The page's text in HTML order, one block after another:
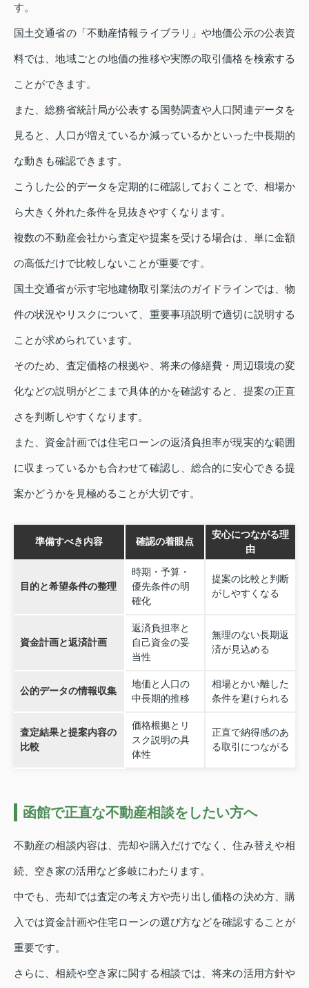
す。
国土交通省の「不動産情報ライブラリ」や地価公示の公表資
料では、地域ごとの地価の推移や実際の取引価格を検索する
ことができます。
また、総務省統計局が公表する国勢調査や人口関連データを
見ると、人口が増えているか減っているかといった中長期的
な動きも確認できます。
こうした公的データを定期的に確認しておくことで、相場か
ら大きく外れた条件を見抜きやすくなります。
複数の不動産会社から査定や提案を受ける場合は、単に金額
の高低だけで比較しないことが重要です。
国土交通省が示す宅地建物取引業法のガイドラインでは、物
件の状況やリスクについて、重要事項説明で適切に説明する
ことが求められています。
そのため、査定価格の根拠や、将来の修繕費・周辺環境の変
化などの説明がどこまで具体的かを確認すると、提案の正直
さを判断しやすくなります。
また、資金計画では住宅ローンの返済負担率が現実的な範囲
に収まっているかも合わせて確認し、総合的に安心できる提
案かどうかを見極めることが大切です。
準備すべき内容 確認の着眼点
安心につながる理
由
目的と希望条件の整理
時期・予算・
優先条件の明
確化
提案の比較と判断
がしやすくなる
資金計画と返済計画
返済負担率と
自己資金の妥
当性
無理のない長期返
済が見込める
公的データの情報収集
地価と人口の
中長期的推移
相場とかい離した
条件を避けられる
査定結果と提案内容の
比較
価格根拠とリ
スク説明の具
体性
正直で納得感のあ
る取引につながる
函館で正直な不動産相談をしたい方へ
不動産の相談内容は、売却や購入だけでなく、住み替えや相
続、空き家の活用など多岐にわたります。
中でも、売却では査定の考え方や売り出し価格の決め方、購
入では資金計画や住宅ローンの選び方などを確認することが
重要です。
さらに、相続や空き家に関する相談では、将来の活用方針や